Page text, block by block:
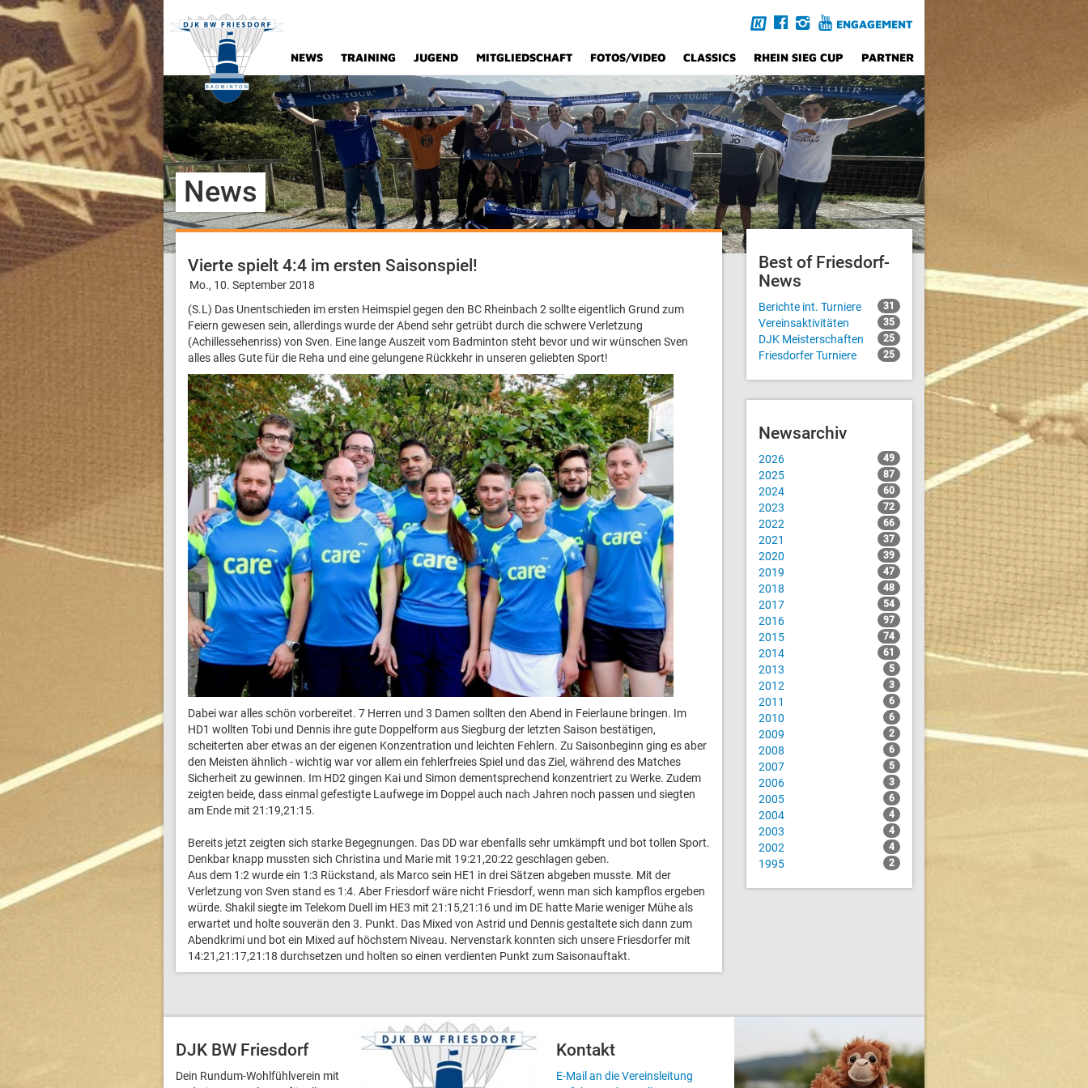
ENGAGEMENT
NEWS TRAINING JUGEND MITGLIEDSCHAFT FOTOS/VIDEO CLASSICS RHEIN SIEG CUP PARTNER
News
Vierte spielt 4:4 im ersten Saisonspiel!
Mo., 10. September 2018
(S.L) Das Unentschieden im ersten Heimspiel gegen den BC Rheinbach 2 sollte eigentlich Grund zum
Feiern gewesen sein, allerdings wurde der Abend sehr getrübt durch die schwere Verletzung
(Achillessehenriss) von Sven. Eine lange Auszeit vom Badminton steht bevor und wir wünschen Sven
alles alles Gute für die Reha und eine gelungene Rückkehr in unseren geliebten Sport!
Dabei war alles schön vorbereitet. 7 Herren und 3 Damen sollten den Abend in Feierlaune bringen. Im
HD1 wollten Tobi und Dennis ihre gute Doppelform aus Siegburg der letzten Saison bestätigen,
scheiterten aber etwas an der eigenen Konzentration und leichten Fehlern. Zu Saisonbeginn ging es aber
den Meisten ähnlich - wichtig war vor allem ein fehlerfreies Spiel und das Ziel, während des Matches
Sicherheit zu gewinnen. Im HD2 gingen Kai und Simon dementsprechend konzentriert zu Werke. Zudem
zeigten beide, dass einmal gefestigte Laufwege im Doppel auch nach Jahren noch passen und siegten
am Ende mit 21:19,21:15.
Bereits jetzt zeigten sich starke Begegnungen. Das DD war ebenfalls sehr umkämpft und bot tollen Sport.
Denkbar knapp mussten sich Christina und Marie mit 19:21,20:22 geschlagen geben.
Aus dem 1:2 wurde ein 1:3 Rückstand, als Marco sein HE1 in drei Sätzen abgeben musste. Mit der
Verletzung von Sven stand es 1:4. Aber Friesdorf wäre nicht Friesdorf, wenn man sich kampflos ergeben
würde. Shakil siegte im Telekom Duell im HE3 mit 21:15,21:16 und im DE hatte Marie weniger Mühe als
erwartet und holte souverän den 3. Punkt. Das Mixed von Astrid und Dennis gestaltete sich dann zum
Abendkrimi und bot ein Mixed auf höchstem Niveau. Nervenstark konnten sich unsere Friesdorfer mit
14:21,21:17,21:18 durchsetzen und holten so einen verdienten Punkt zum Saisonauftakt.
Best of Friesdorf-
News
Berichte int. Turniere 31
Vereinsaktivitäten 35
DJK Meisterschaften 25
Friesdorfer Turniere 25
Newsarchiv
2026 49
2025 87
2024 60
2023 72
2022 66
2021 37
2020 39
2019 47
2018 48
2017 54
2016 97
2015 74
2014 61
2013 5
2012 3
2011 6
2010 6
2009 2
2008 6
2007 5
2006 3
2005 6
2004 4
2003 4
2002 4
1995 2
DJK BW Friesdorf
Dein Rundum-Wohlfühlverein mit
Kontakt
E-Mail an die Vereinsleitung